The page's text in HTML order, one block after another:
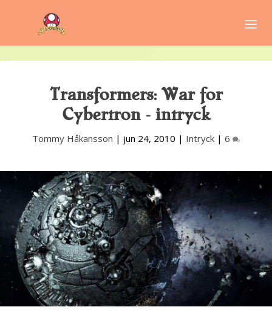
Transformers: War for
Cybertron – intryck
Tommy Håkansson | jun 24, 2010 | Intryck | 6